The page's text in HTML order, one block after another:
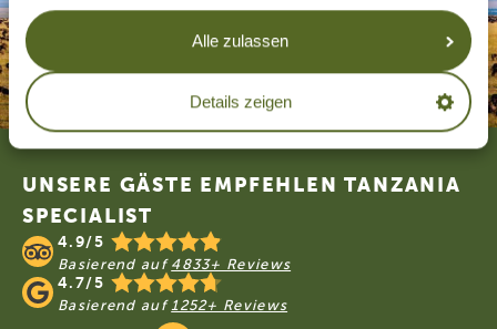
Alle zulassen
Details zeigen
Footer
UNSERE GÄSTE EMPFEHLEN TANZANIA
SPECIALIST
4.9/5
Basierend auf 4833+ Reviews
4.7/5
Basierend auf 1252+ Reviews